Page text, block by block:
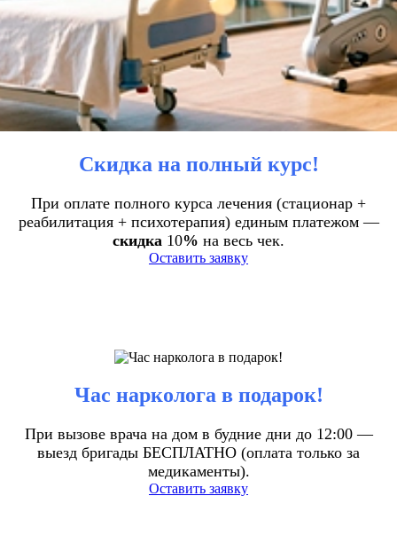
Скидка на полный курс!
При оплате полного курса лечения (стационар +
реабилитация + психотерапия) единым платежом —
скидка 10% на весь чек.
Оставить заявку
Час нарколога в подарок!
При вызове врача на дом в будние дни до 12:00 —
выезд бригады БЕСПЛАТНО (оплата только за
медикаменты).
Оставить заявку